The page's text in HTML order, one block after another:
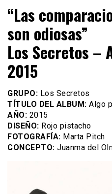
VinylRoute
“Las
son odiosas”
Los Secretos –
2015
GRUPO: Los Secretos
TÍTULO DEL ALBUM: Algo
AÑO: 2015
DISEÑO: Rojo pistacho
FOTOGRAFÍA: Marta Pitch
CONCEPTO: Juanma del